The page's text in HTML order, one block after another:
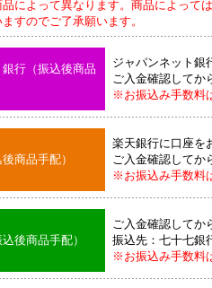
によって異なります。商品によって
のでご了承願います。
行（振込後商品
ジャパンネット銀
ご入金確認してか
※お振込み手数料
商品手配）
楽天銀行に口座を
ご入金確認してか
※お振込み手数料
後商品手配）
ご入金確認してか
振込先：七十七銀
※お振込み手数料